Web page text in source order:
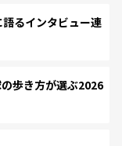
るインタビュー連
歩き方が選ぶ2026